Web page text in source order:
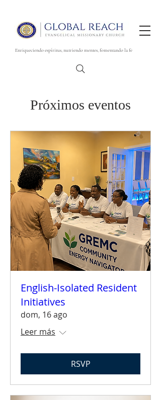
Enriqueciendo espíritus, nutriendo mentes, fomentando la fe
Próximos eventos
English-Isolated Resident
Initiatives
dom, 16 ago
Leer más
RSVP